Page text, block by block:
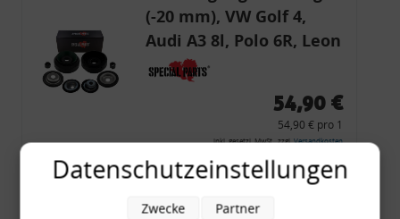
(-20 mm), VW Golf 4,
Audi A3 8l, Polo 6R, Leon
54,90 €
54,90 € pro 1
inkl. gesetzl. MwSt., zzgl.Versandkosten
Merkzettel
Zum Artikel
Datenschutzeinstellungen
Zwecke Partner